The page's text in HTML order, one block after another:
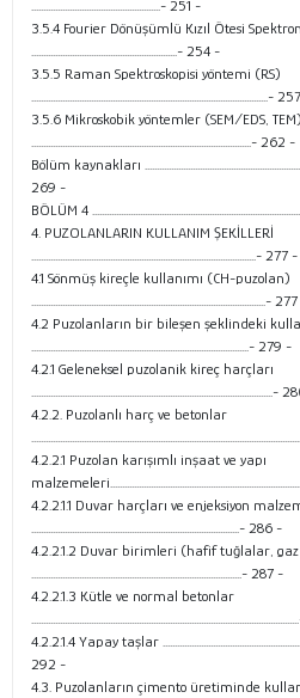
......................................................- 251 -
3.5.4 Fourier Dönüşümlü Kızıl Ötesi
.............................................................- 254 -
3.5.5 Raman Spektroskopisi yöntemi (RS)
...................................................................................................-
3.5.6 Mikroskobik yöntemler (SEM/EDS, TEM)
............................................................................................- 262 -
Bölüm kaynakları
269 -
BÖLÜM 4
4. PUZOLANLARIN KULLANIM ŞEKİLLERİ
..............................................................................................- 277 -
4.1 Sönmüş kireçle kullanımı (CH-puzolan)
..................................................................................................-
4.2 Puzolanların bir bileşen şeklindeki
...........................................................................................- 279 -
4.2.1 Geleneksel puzolanik kireç harçları
.....................................................................................................-
4.2.2. Puzolanlı harç ve betonlar
4.2.2.1 Puzolan karışımlı inşaat ve yapı
4.2.2.1.1 Duvar harçları ve enjeksiyon
.......................................................................................- 286 -
4.2.2.1.2 Duvar birimleri (hafif tuğlalar,
........................................................................................- 287 -
4.2.2.1.3 Kütle ve normal betonlar
4.2.2.1.4 Yapay taşlar
292 -
4.3. Puzolanların çimento üretiminde